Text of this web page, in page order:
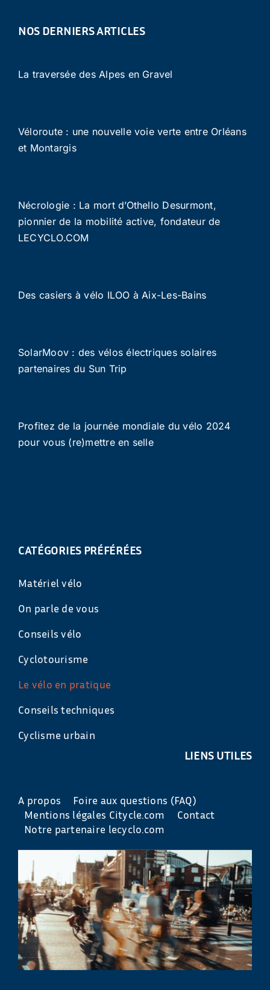
NOS DERNIERS ARTICLES
La traversée des Alpes en Gravel
Véloroute : une nouvelle voie verte entre Orléans
et Montargis
Nécrologie : La mort d’Othello Desurmont,
pionnier de la mobilité active, fondateur de
LECYCLO.COM
Des casiers à vélo ILOO à Aix-Les-Bains
SolarMoov : des vélos électriques solaires
partenaires du Sun Trip
Profitez de la journée mondiale du vélo 2024
pour vous (re)mettre en selle
CATÉGORIES PRÉFÉRÉES
Matériel vélo
On parle de vous
Conseils vélo
Cyclotourisme
Le vélo en pratique
Conseils techniques
Cyclisme urbain
LIENS UTILES
A propos
Foire aux questions (FAQ)
Mentions légales Citycle.com
Contact
Notre partenaire lecyclo.com